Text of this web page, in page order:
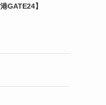
GATE24】